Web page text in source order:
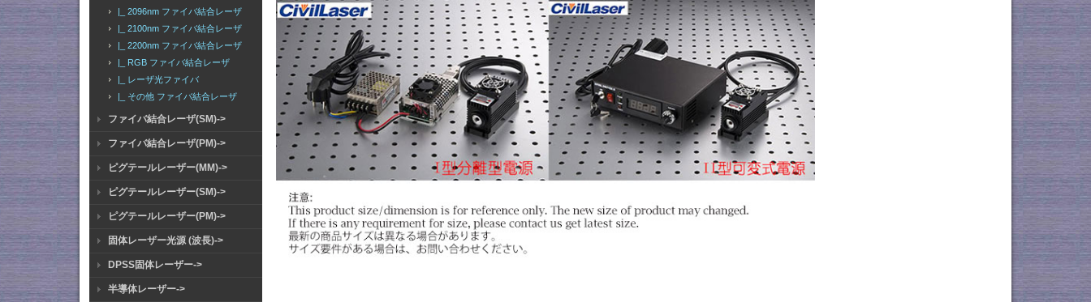
|_ 2096nm ファイバ結合レーザ
|_ 2100nm ファイバ結合レーザ
|_ 2200nm ファイバ結合レーザ
|_ RGB ファイバ結合レーザ
|_ レーザ光ファイバ
|_ その他 ファイバ結合レーザ
ファイバ結合レーザ(SM)->
ファイバ結合レーザ(PM)->
ピグテールレーザー(MM)->
ピグテールレーザー(SM)->
ピグテールレーザー(PM)->
固体レーザー光源 (波長)->
DPSS固体レーザー->
半導体レーザー->